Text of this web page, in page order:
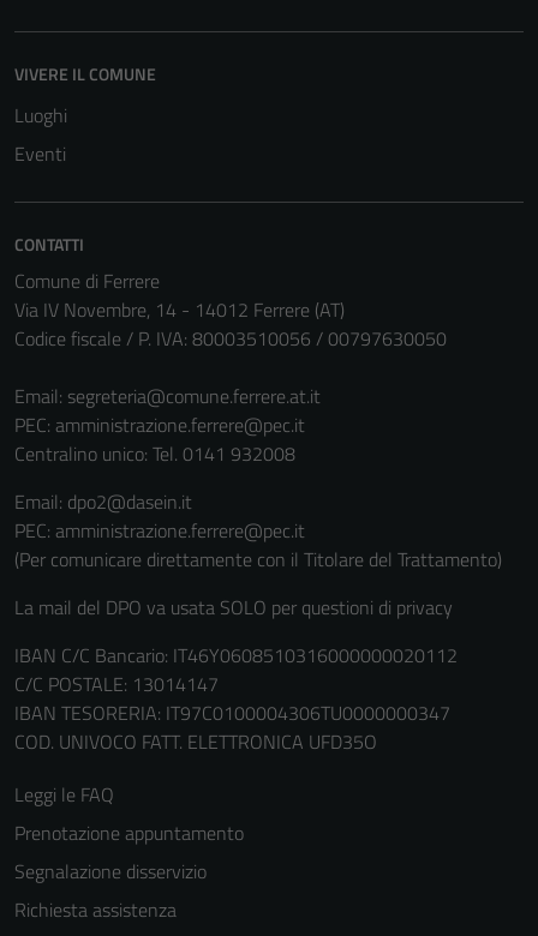
VIVERE IL COMUNE
Luoghi
Eventi
CONTATTI
Comune di Ferrere
Via IV Novembre, 14 - 14012 Ferrere (AT)
Codice fiscale / P. IVA: 80003510056 / 00797630050
Email: segreteria@comune.ferrere.at.it
PEC: amministrazione.ferrere@pec.it
Centralino unico: Tel. 0141 932008
Email: dpo2@dasein.it
PEC: amministrazione.ferrere@pec.it
(Per comunicare direttamente con il Titolare del Trattamento)
La mail del DPO va usata SOLO per questioni di privacy
IBAN C/C Bancario: IT46Y0608510316000000020112
C/C POSTALE: 13014147
IBAN TESORERIA: IT97C0100004306TU0000000347
COD. UNIVOCO FATT. ELETTRONICA UFD35O
Leggi le FAQ
Prenotazione appuntamento
Segnalazione disservizio
Richiesta assistenza
possono
personali.